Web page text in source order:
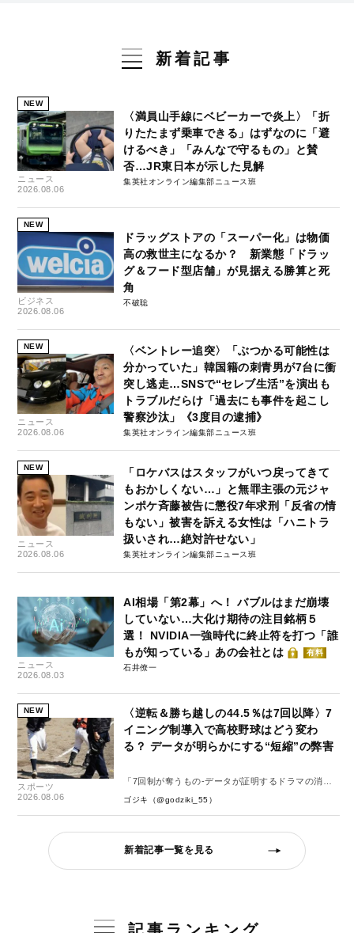
新着記事
NEW
ニュース
2026.08.06
〈満員山手線にベビーカーで炎上〉「折
りたたまず乗車できる」はずなのに「避
けるべき」「みんなで守るもの」と賛
否…JR東日本が示した見解
集英社オンライン編集部ニュース班
NEW
ビジネス
2026.08.06
ドラッグストアの「スーパー化」は物価
高の救世主になるか？ 新業態「ドラッ
グ＆フード型店舗」が見据える勝算と死
角
不破聡
NEW
ニュース
2026.08.06
〈ベントレー追突〉「ぶつかる可能性は
分かっていた」韓国籍の刺青男が7台に衝
突し逃走…SNSで“セレブ生活”を演出も
トラブルだらけ「過去にも事件を起こし
警察沙汰」《3度目の逮捕》
集英社オンライン編集部ニュース班
NEW
ニュース
2026.08.06
「ロケバスはスタッフがいつ戻ってきて
もおかしくない…」と無罪主張の元ジャ
ンポケ斉藤被告に懲役7年求刑「反省の情
もない」被害を訴える女性は「ハニトラ
扱いされ…絶対許せない」
集英社オンライン編集部ニュース班
ニュース
2026.08.03
AI相場「第2幕」へ！ バブルはまだ崩壊
していない…大化け期待の注目銘柄５
選！ NVIDIA一強時代に終止符を打つ「誰
もが知っている」あの会社とは
有料
石井僚一
NEW
スポーツ
2026.08.06
〈逆転＆勝ち越しの44.5％は7回以降〉7
イニング制導入で高校野球はどう変わ
る？ データが明らかにする“短縮”の弊害
「7回制が奪うもの-データが証明するドラマの消
失-」
ゴジキ（@godziki_55）
新着記事一覧を見る